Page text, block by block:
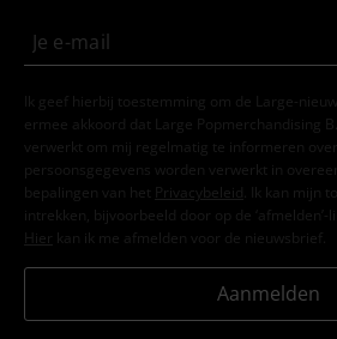
Ik geef hierbij toestemming om de Large-
ermee akkoord dat Large Popmerchandising
verwerkt om mij regelmatig te informeren
persoonsgegevens worden verwerkt in
bepalingen van het
Privacybeleid . Ik kan mijn
intrekken, bijvoorbeeld door op de ‘afmelden’-
Hier kan ik me afmelden voor de nieuwsbrief.
Aanmelden